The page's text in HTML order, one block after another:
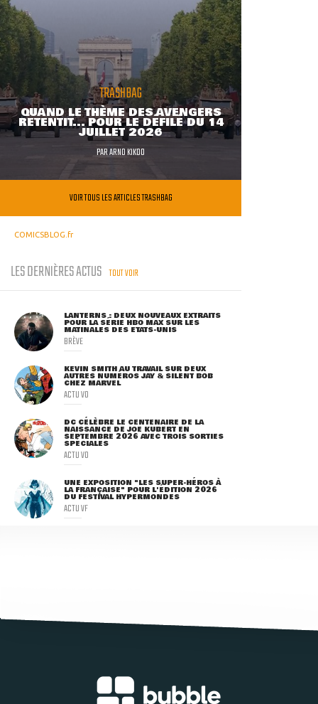
TRASHBAG
QUAND LE THÈME DES AVENGERS
RETENTIT... POUR LE DÉFILÉ DU 14
JUILLET 2026
PARARNO KIKOO
VOIR TOUS LES ARTICLES TRASHBAG
COMICSBLOG.fr
LES DERNIÈRES ACTUS TOUT VOIR
LANTERNS : DEUX NOUVEAUX EXTRAITS
POUR LA SÉRIE HBO MAX SUR LES
MATINALES DES ETATS-UNIS
BRÈVE
KEVIN SMITH AU TRAVAIL SUR DEUX
AUTRES NUMÉROS JAY & SILENT BOB
CHEZ MARVEL
ACTU VO
DC CÉLÈBRE LE CENTENAIRE DE LA
NAISSANCE DE JOE KUBERT EN
SEPTEMBRE 2026 AVEC TROIS SORTIES
SPÉCIALES
ACTU VO
UNE EXPOSITION "LES SUPER-HÉROS À
LA FRANÇAISE" POUR L'ÉDITION 2026
DU FESTIVAL HYPERMONDES
ACTU VF